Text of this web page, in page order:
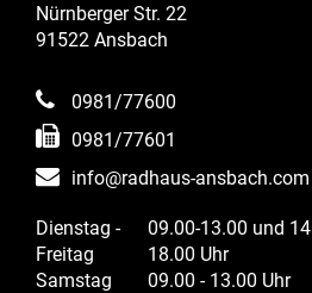
Nürnberger Str. 22
91522 Ansbach
0981/77600
0981/77601
info@radhaus-ansbach.com
Dienstag -
Freitag
09.00-13.00 und
18.00 Uhr
Samstag
09.00 - 13.00 Uhr